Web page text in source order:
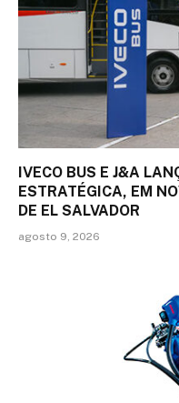
IVECO BUS E J&A
ESTRATÉGICA, EM
DE EL SALVADOR
agosto 9, 2026